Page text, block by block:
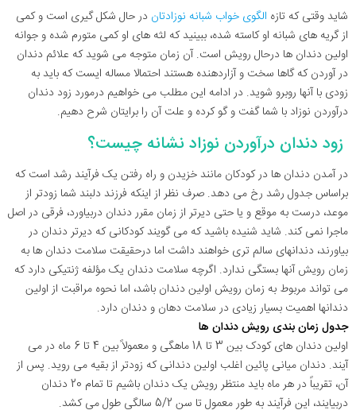
شاید وقتی که تازه الگوی خواب شبانه نوزادتان در حال شکل گیری است و کمی
از گریه های شبانه او کاسته شده، ببینید که لثه های او کمی متورم شده و جوانه
اولین دندان ها درحال رویش است. آن زمان متوجه می شوید که علائم دندان
در آوردن که گاها سخت و آزاردهنده هستند احتمالا مساله ایست که باید به
زودی با آنها روبرو شوید. در ادامه این مطلب می خواهیم درمورد زود دندان
درآوردن نوزاد با شما گفت و گو کرده و علت آن را برایتان شرح دهیم.
زود دندان درآوردن نوزاد نشانه چیست؟
در آمدن دندان ها در کودکان مانند خزیدن و راه رفتن یک فرآیند رشد است که
براساس جدول رشد رخ می دهد. صرف نظر از اینکه فرزند دلبند شما زودتر از
موعد، درست به موقع و یا حتی دیرتر از زمان مقرر دندان دربیاورد، فرقی در اصل
ماجرا نمی کند. شاید شنیده باشید که می گویند کودکانی که دیرتر دندان در
بیاورند، دندانهای سالم تری خواهند داشت اما درحقیقت سلامت دندان ها به
زمان رویش آنها بستگی ندارد. اگرچه سلامت دندان یک مؤلفه ژنتیکی دارد که
می تواند مربوط به زمان رویش اولین دندان باشد، اما نحوه مراقبت از اولین
دندانها اهمیت بسیار زیادی در سلامت دهان و دندان دارد.
جدول زمان بندی رویش دندان ها
اولین دندان های کودک بین 3 تا 18 ماهگی و معمولاً بین 4 تا 6 ماه در می
آیند. دندان میانی پائین اغلب اولین دندانی که زودتر از بقیه می روید. پس از
آن، تقریباً در هر ماه باید منتظر رویش یک دندان باشیم تا تمام 20 دندان
دربیایند، این فرآیند به طور معمول تا سن 5/2 سالگی طول می کشد.